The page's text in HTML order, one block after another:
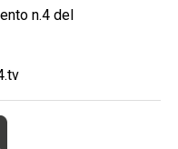
n.4 del